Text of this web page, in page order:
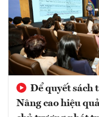
Để quyết sách
Nâng cao hiệu